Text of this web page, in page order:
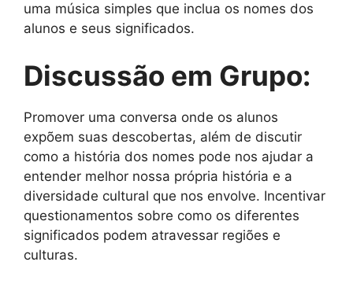
uma música simples que inclua os nomes dos
alunos e seus significados.
Discussão em Grupo:
Promover uma conversa onde os alunos
expõem suas descobertas, além de discutir
como a história dos nomes pode nos ajudar a
entender melhor nossa própria história e a
diversidade cultural que nos envolve. Incentivar
questionamentos sobre como os diferentes
significados podem atravessar regiões e
culturas.